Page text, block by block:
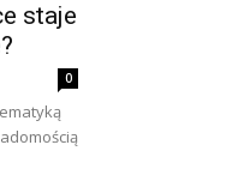
staje
0